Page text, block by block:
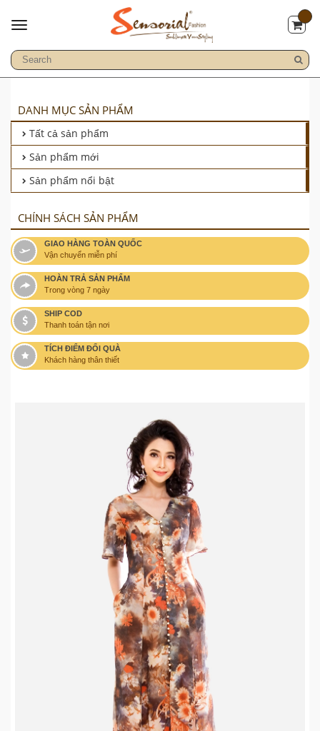
DANH MỤC SẢN PHẨM
Tất cả sản phẩm
Sản phẩm mới
Sản phẩm nổi bật
CHÍNH SÁCH SẢN PHẨM
GIAO HÀNG TOÀN QUỐC
Vận chuyển miễn phí
HOÀN TRẢ SẢN PHẨM
Trong vòng 7 ngày
SHIP COD
Thanh toán tận nơi
TÍCH ĐIỂM ĐỔI QUÀ
Khách hàng thân thiết